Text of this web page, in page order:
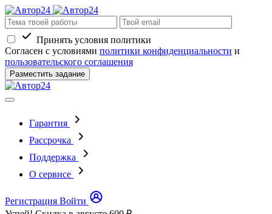
Принять условия политики
Согласен с условиями политики конфиденциальности и
пользовательского соглашения
Разместить задание
Гарантия
Рассрочка
Поддержка
О сервисе
Регистрация Войти